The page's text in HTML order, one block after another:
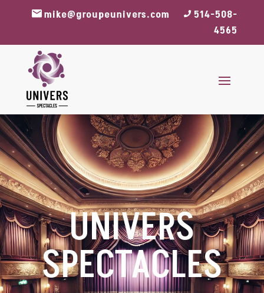
mike@groupeunivers.com
514-508-
4565
UNIVERS
SPECTACLES